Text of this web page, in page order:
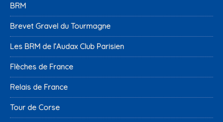
BRM
Brevet Gravel du Tourmagne
Les BRM de l’Audax Club Parisien
Flèches de France
Relais de France
Tour de Corse